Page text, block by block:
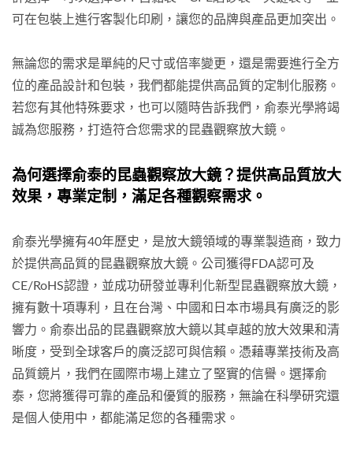
可在包裝上進行客製化印刷，讓您的品牌與產品更加突出。
無論您的需求是單純的尺寸或倍率變更，還是需要進行全方
位的產品設計和包裝，我們都能提供高品質的定制化服務。
若您有其他特殊要求，也可以隨時告訴我們，俞泰光學將竭
誠為您服務，打造符合您需求的昆蟲觀察放大鏡。
為何選擇俞泰的昆蟲觀察放大鏡？提供高品質放大
效果，專業定制，滿足各種觀察需求。
俞泰光學擁有40年歷史，是放大鏡領域的專業製造商，致力
於提供高品質的昆蟲觀察放大鏡。公司獲得FDA認可及
CE/RoHS認證，並成功研發並專利化新型昆蟲觀察放大鏡，
擁有數十項專利，且在台灣、中國和日本市場具有廣泛的影
響力。俞泰出品的昆蟲觀察放大鏡以其卓越的放大效果和清
晰度，受到全球客戶的廣泛認可與信賴。憑藉專業技術及高
品質鏡片，我們在國際市場上建立了堅實的信譽。選擇俞
泰，您將獲得可靠的產品和優質的服務，無論在科學研究還
是個人使用中，都能滿足您的各種需求。